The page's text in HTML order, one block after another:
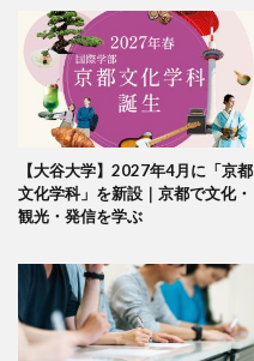
【大谷大学】2027年4月に「京都
文化学科」を新設｜京都で文化・
観光・発信を学ぶ